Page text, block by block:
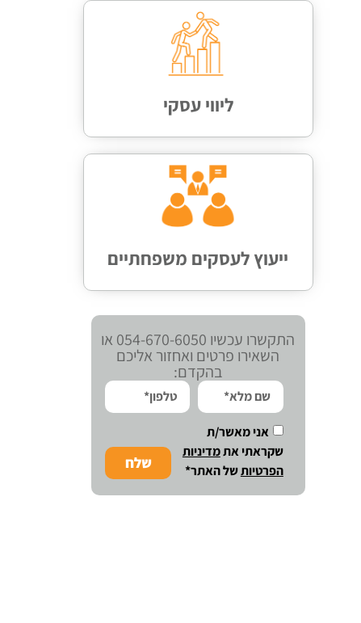
ליווי עסקי
ייעוץ לעסקים משפחתיים
התקשרו עכשיו 054-670-6050 או
השאירו פרטים ואחזור אליכם
בהקדם:
אני מאשר/ת
שקראתי אתמדיניות
הפרטיותשל האתר* שלח